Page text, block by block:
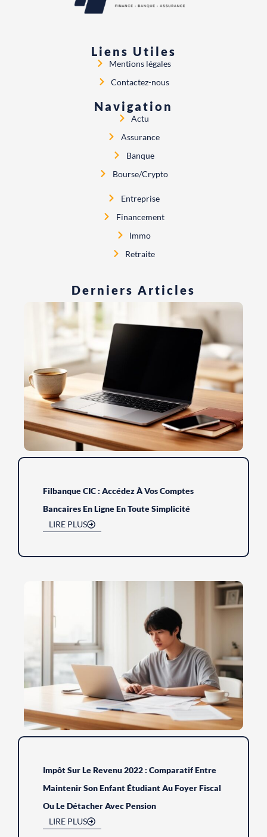
Liens Utiles
Mentions légales
Contactez-nous
Navigation
Actu
Assurance
Banque
Bourse/crypto
Entreprise
Financement
Immo
Retraite
Derniers Articles
Filbanque CIC : Accédez À Vos Comptes
Bancaires En Ligne En Toute Simplicité
LIRE PLUS
Impôt Sur Le Revenu 2022 : Comparatif Entre
Maintenir Son Enfant Étudiant Au Foyer Fiscal
Ou Le Détacher Avec Pension
LIRE PLUS